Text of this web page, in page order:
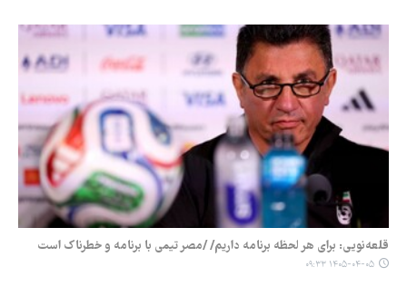
قلعه‌نویی: برای هر لحظه برنامه داریم/ /مصر تیمی با برنامه و خطرناک است
۱۴۰۵-۰۴-۰۵ ۰۹:۳۳